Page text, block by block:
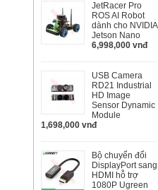
JetRacer Pro
ROS AI Robot
dành cho NVIDIA
Jetson Nano
6,998,000 vnđ
USB Camera
RD21 Industrial
HD Image
Sensor Dynamic
Module
1,698,000 vnđ
Bộ chuyển đổi
DisplayPort sang
HDMI hỗ trợ
1080P Ugreen